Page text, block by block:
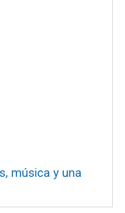
música y una